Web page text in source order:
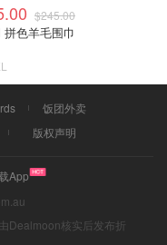
$245.00
拼色羊毛围巾
饭团外卖
版权声明
App
Dealmoon核实后发布折